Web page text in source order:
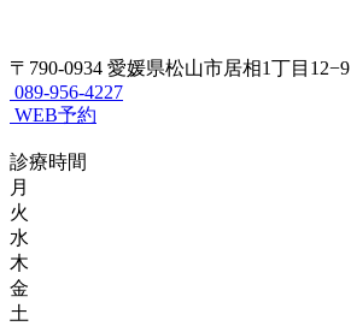
〒790-0934 愛媛県松山市居相1丁目12−9
089-956-4227
WEB予約
診療時間
月
火
水
木
金
土